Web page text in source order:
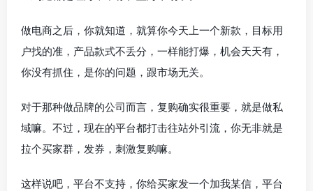
做电商之后，你就知道，就算你今天上一个新款，目标用
户找的准，产品款式不丢分，一样能打爆，机会天天有，
你没有抓住，是你的问题，跟市场无关。
对于那种做品牌的公司而言，复购确实很重要，就是做私
域嘛。不过，现在的平台都打击往站外引流，你无非就是
拉个买家群，发券，刺激复购嘛。
这样说吧，平台不支持，你给买家发一个加我某信，平台